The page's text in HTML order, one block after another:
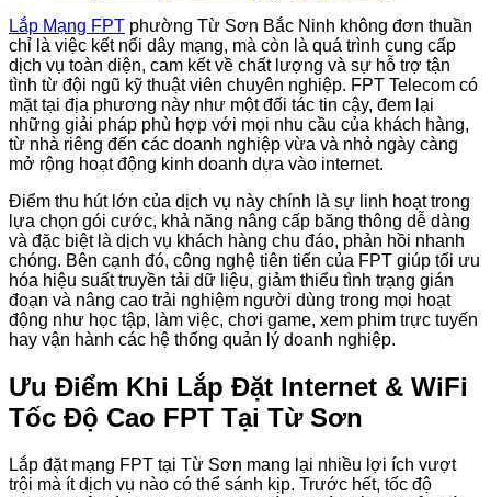
Lắp Mạng FPT phường Từ Sơn Bắc Ninh không đơn thuần
chỉ là việc kết nối dây mạng, mà còn là quá trình cung cấp
dịch vụ toàn diện, cam kết về chất lượng và sự hỗ trợ tận
tình từ đội ngũ kỹ thuật viên chuyên nghiệp. FPT Telecom có
mặt tại địa phương này như một đối tác tin cậy, đem lại
những giải pháp phù hợp với mọi nhu cầu của khách hàng,
từ nhà riêng đến các doanh nghiệp vừa và nhỏ ngày càng
mở rộng hoạt động kinh doanh dựa vào internet.
Điểm thu hút lớn của dịch vụ này chính là sự linh hoạt trong
lựa chọn gói cước, khả năng nâng cấp băng thông dễ dàng
và đặc biệt là dịch vụ khách hàng chu đáo, phản hồi nhanh
chóng. Bên cạnh đó, công nghệ tiên tiến của FPT giúp tối ưu
hóa hiệu suất truyền tải dữ liệu, giảm thiểu tình trạng gián
đoạn và nâng cao trải nghiệm người dùng trong mọi hoạt
động như học tập, làm việc, chơi game, xem phim trực tuyến
hay vận hành các hệ thống quản lý doanh nghiệp.
Ưu Điểm Khi Lắp Đặt Internet & WiFi
Tốc Độ Cao FPT Tại Từ Sơn
Lắp đặt mạng FPT tại Từ Sơn mang lại nhiều lợi ích vượt
trội mà ít dịch vụ nào có thể sánh kịp. Trước hết, tốc độ